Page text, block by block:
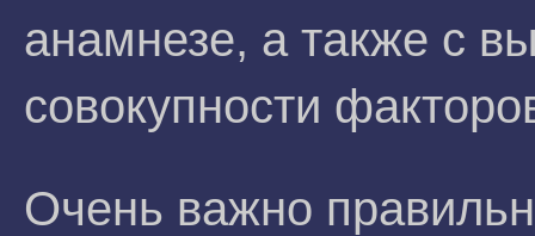
анамнезе, а также с
совокупности
Очень важно